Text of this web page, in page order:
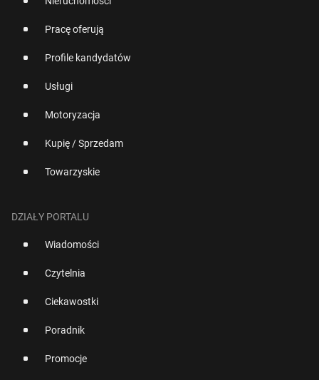
Pracę oferują
Profile kandydatów
Usługi
Motoryzacja
Kupię / Sprzedam
Towarzyskie
DZIAŁY PORTALU
Wiadomości
Czytelnia
Ciekawostki
Poradnik
Promocje